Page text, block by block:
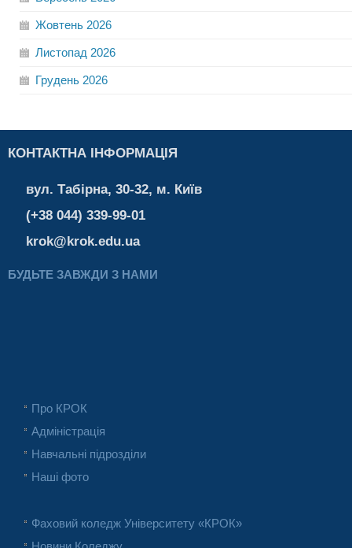
Жовтень 2026
Листопад 2026
Грудень 2026
КОНТАКТНА ІНФОРМАЦІЯ
вул. Табірна, 30-32, м. Київ
(+38 044) 339-99-01
krok@krok.edu.ua
БУДЬТЕ ЗАВЖДИ З НАМИ
Про КРОК
Адміністрація
Навчальні підрозділи
Наші фото
Фаховий коледж Університету «КРОК»